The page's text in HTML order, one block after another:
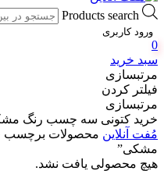
Products search
ورود کاربری
0
سبد خرید
مرتبسازی
فیلتر کردن
مرتبسازی
خرید کتونی سه چسب رنگ
مُفت آنلاین محصولات برچسب
مشکی”
هیچ محصولی یافت نشد.